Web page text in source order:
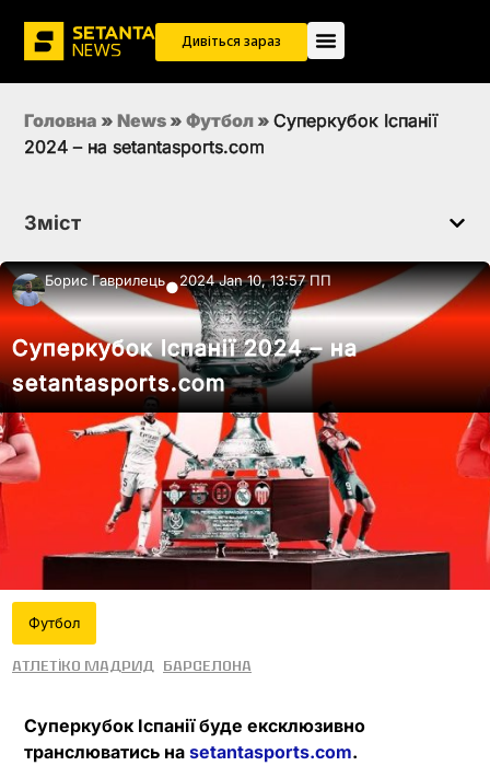
Дивіться зараз
Головна » News » Футбол » Суперкубок Іспанії
2024 – на setantasports.com
Зміст
Борис Гаврилець●2024 Jan 10, 13:57 ПП
Суперкубок Іспанії 2024 – на
setantasports.com
Футбол
Атлетіко Мадрид Барселона
Суперкубок Іспанії буде ексклюзивно
транслюватись на setantasports.com.